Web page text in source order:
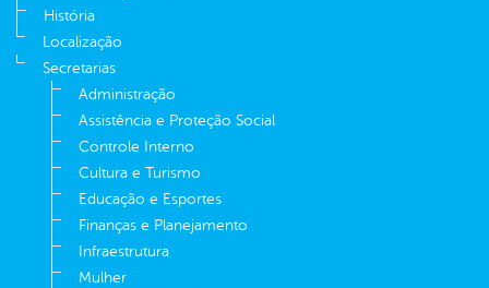
História
Localização
Secretarias
Administração
Assistência e Proteção Social
Controle Interno
Cultura e Turismo
Educação e Esportes
Finanças e Planejamento
Infraestrutura
Mulher